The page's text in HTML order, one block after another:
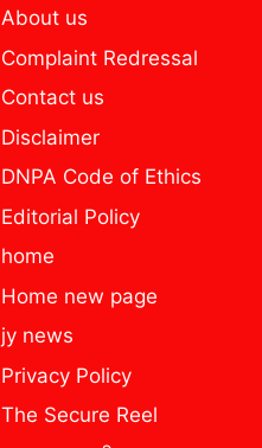
About us
Complaint Redressal
Contact us
Disclaimer
DNPA Code of Ethics
Editorial Policy
home
Home new page
jy news
Privacy Policy
The Secure Reel